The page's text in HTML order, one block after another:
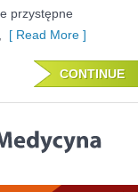
przystępne
[ Read More ]
CONTINUE